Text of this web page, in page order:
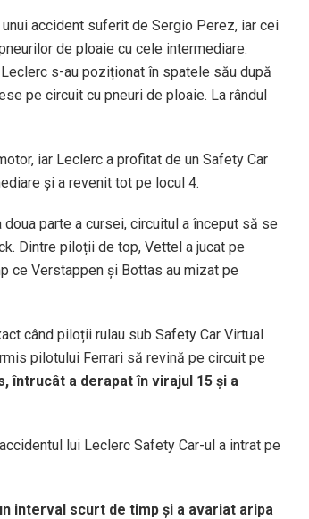
accident suferit de Sergio Perez, iar cei
de ploaie cu cele intermediare.
s-au poziționat în spatele său după
pe circuit cu pneuri de ploaie. La rândul
iar Leclerc a profitat de un Safety Car
și a revenit tot pe locul 4.
parte a cursei, circuitul a început să se
Dintre piloții de top, Vettel a jucat pe
ce Verstappen și Bottas au mizat pe
când piloții rulau sub Safety Car Virtual
pilotului Ferrari să revină pe circuit pe
întrucât a derapat în virajul 15 și a
lui Leclerc Safety Car-ul a intrat pe
interval scurt de timp și a avariat aripa